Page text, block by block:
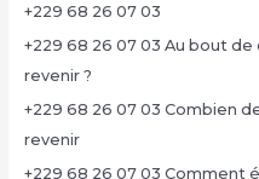
+229 68 26 07 03
+229 68 26 07 03 Au bout
revenir ?
+229 68 26 07 03 Combien
revenir
+229 68 26 07 03 Comment